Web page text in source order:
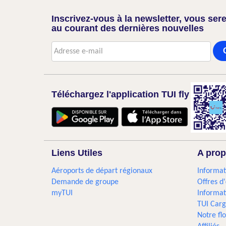
Inscrivez-vous à la newsletter, vous
au courant des dernières nouvelles
Téléchargez l'application TUI fly
Liens Utiles
Aéroports de départ régionaux
Demande de groupe
myTUI
A
Offres
TUI
Notre